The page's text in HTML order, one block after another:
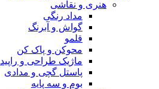
هنری و نقاشی
مداد رنگی
گواش و آبرنگ
قلمو
محوکن و پاک کن
ماژیک طراحی و راپید
پاستل گچی و مدادی
بوم و سه پایه